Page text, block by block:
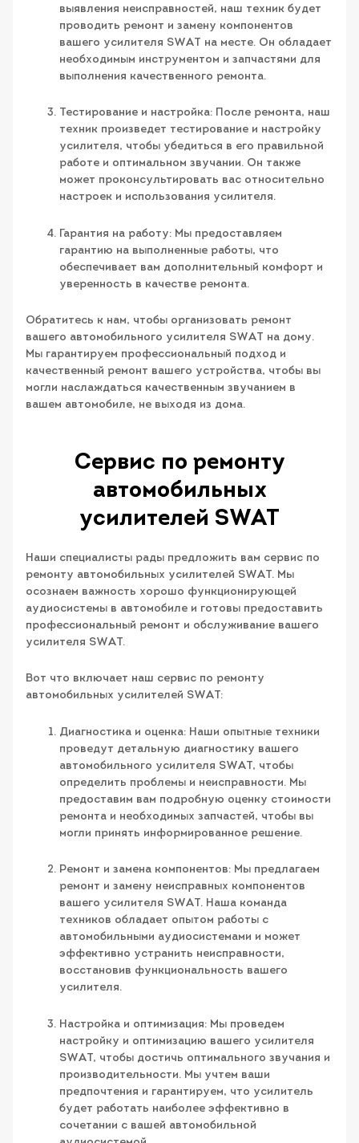
выявления неисправностей, наш техник будет
проводить ремонт и замену компонентов
вашего усилителя SWAT на месте. Он обладает
необходимым инструментом и запчастями для
выполнения качественного ремонта.
Тестирование и настройка: После ремонта, наш
техник произведет тестирование и настройку
усилителя, чтобы убедиться в его правильной
работе и оптимальном звучании. Он также
может проконсультировать вас относительно
настроек и использования усилителя.
Гарантия на работу: Мы предоставляем
гарантию на выполненные работы, что
обеспечивает вам дополнительный комфорт и
уверенность в качестве ремонта.
Обратитесь к нам, чтобы организовать ремонт
вашего автомобильного усилителя SWAT на дому.
Мы гарантируем профессиональный подход и
качественный ремонт вашего устройства, чтобы вы
могли наслаждаться качественным звучанием в
вашем автомобиле, не выходя из дома.
Сервис по ремонту
автомобильных
усилителей SWAT
Наши специалисты рады предложить вам сервис по
ремонту автомобильных усилителей SWAT. Мы
осознаем важность хорошо функционирующей
аудиосистемы в автомобиле и готовы предоставить
профессиональный ремонт и обслуживание вашего
усилителя SWAT.
Вот что включает наш сервис по ремонту
автомобильных усилителей SWAT:
Диагностика и оценка: Наши опытные техники
проведут детальную диагностику вашего
автомобильного усилителя SWAT, чтобы
определить проблемы и неисправности. Мы
предоставим вам подробную оценку стоимости
ремонта и необходимых запчастей, чтобы вы
могли принять информированное решение.
Ремонт и замена компонентов: Мы предлагаем
ремонт и замену неисправных компонентов
вашего усилителя SWAT. Наша команда
техников обладает опытом работы с
автомобильными аудиосистемами и может
эффективно устранить неисправности,
восстановив функциональность вашего
усилителя.
Настройка и оптимизация: Мы проведем
настройку и оптимизацию вашего усилителя
SWAT, чтобы достичь оптимального звучания и
производительности. Мы учтем ваши
предпочтения и гарантируем, что усилитель
будет работать наиболее эффективно в
сочетании с вашей автомобильной